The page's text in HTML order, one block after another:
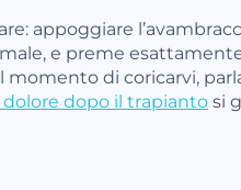
appoggiare
e preme
momento di coricarvi,
dolore dopo il trapiantosi